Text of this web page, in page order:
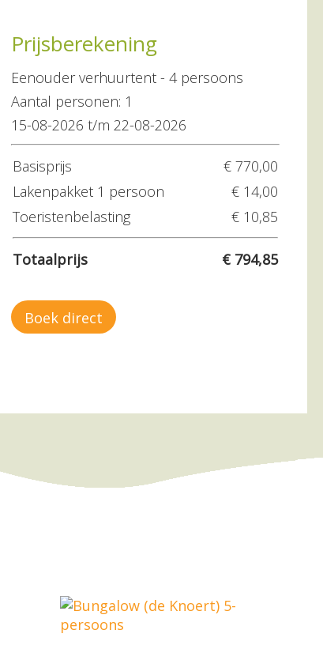
20 aug 21 aug
– – –
– –
– –
–
– –
–
–
–
–
–
Prijsberekening
Eenouder verhuurtent - 4 persoons
Aantal personen: 1
15-08-2026 t/m 22-08-2026
Basisprijs
€ 770,00
Lakenpakket 1 persoon
€ 14,00
Toeristenbelasting
€ 10,85
Totaalprijs € 794,85
Boek direct